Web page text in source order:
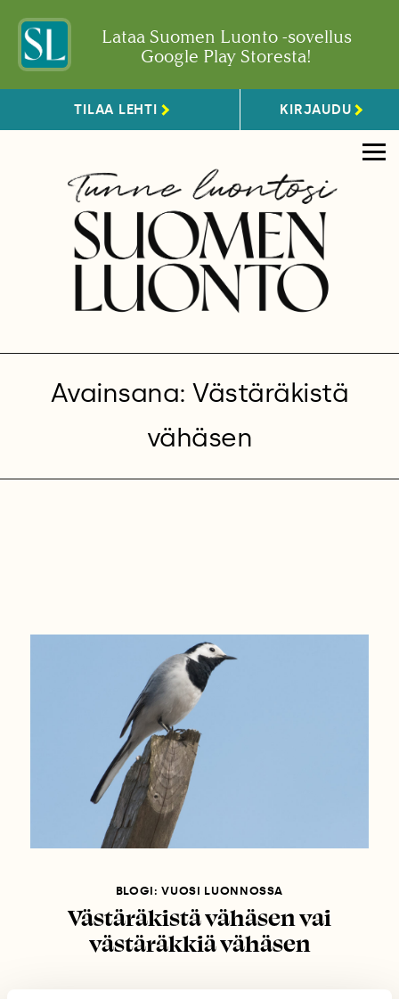
Lataa Suomen Luonto -sovellus
Google Play Storesta!
TILAA LEHTI KIRJAUDU
Avainsana: Västäräkistä
vähäsen
BLOGI: VUOSI LUONNOSSA
Västäräkistä vähäsen vai
västäräkkiä vähäsen